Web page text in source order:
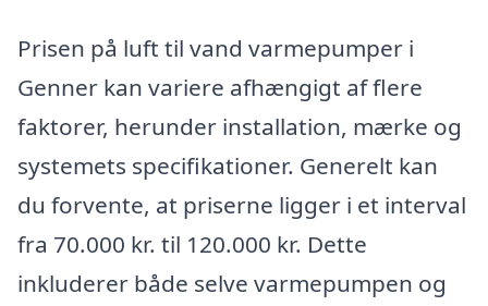
Prisen på luft til vand varmepumper i
Genner kan variere afhængigt af flere
faktorer, herunder installation, mærke og
systemets specifikationer. Generelt kan
du forvente, at priserne ligger i et interval
fra 70.000 kr. til 120.000 kr. Dette
inkluderer både selve varmepumpen og